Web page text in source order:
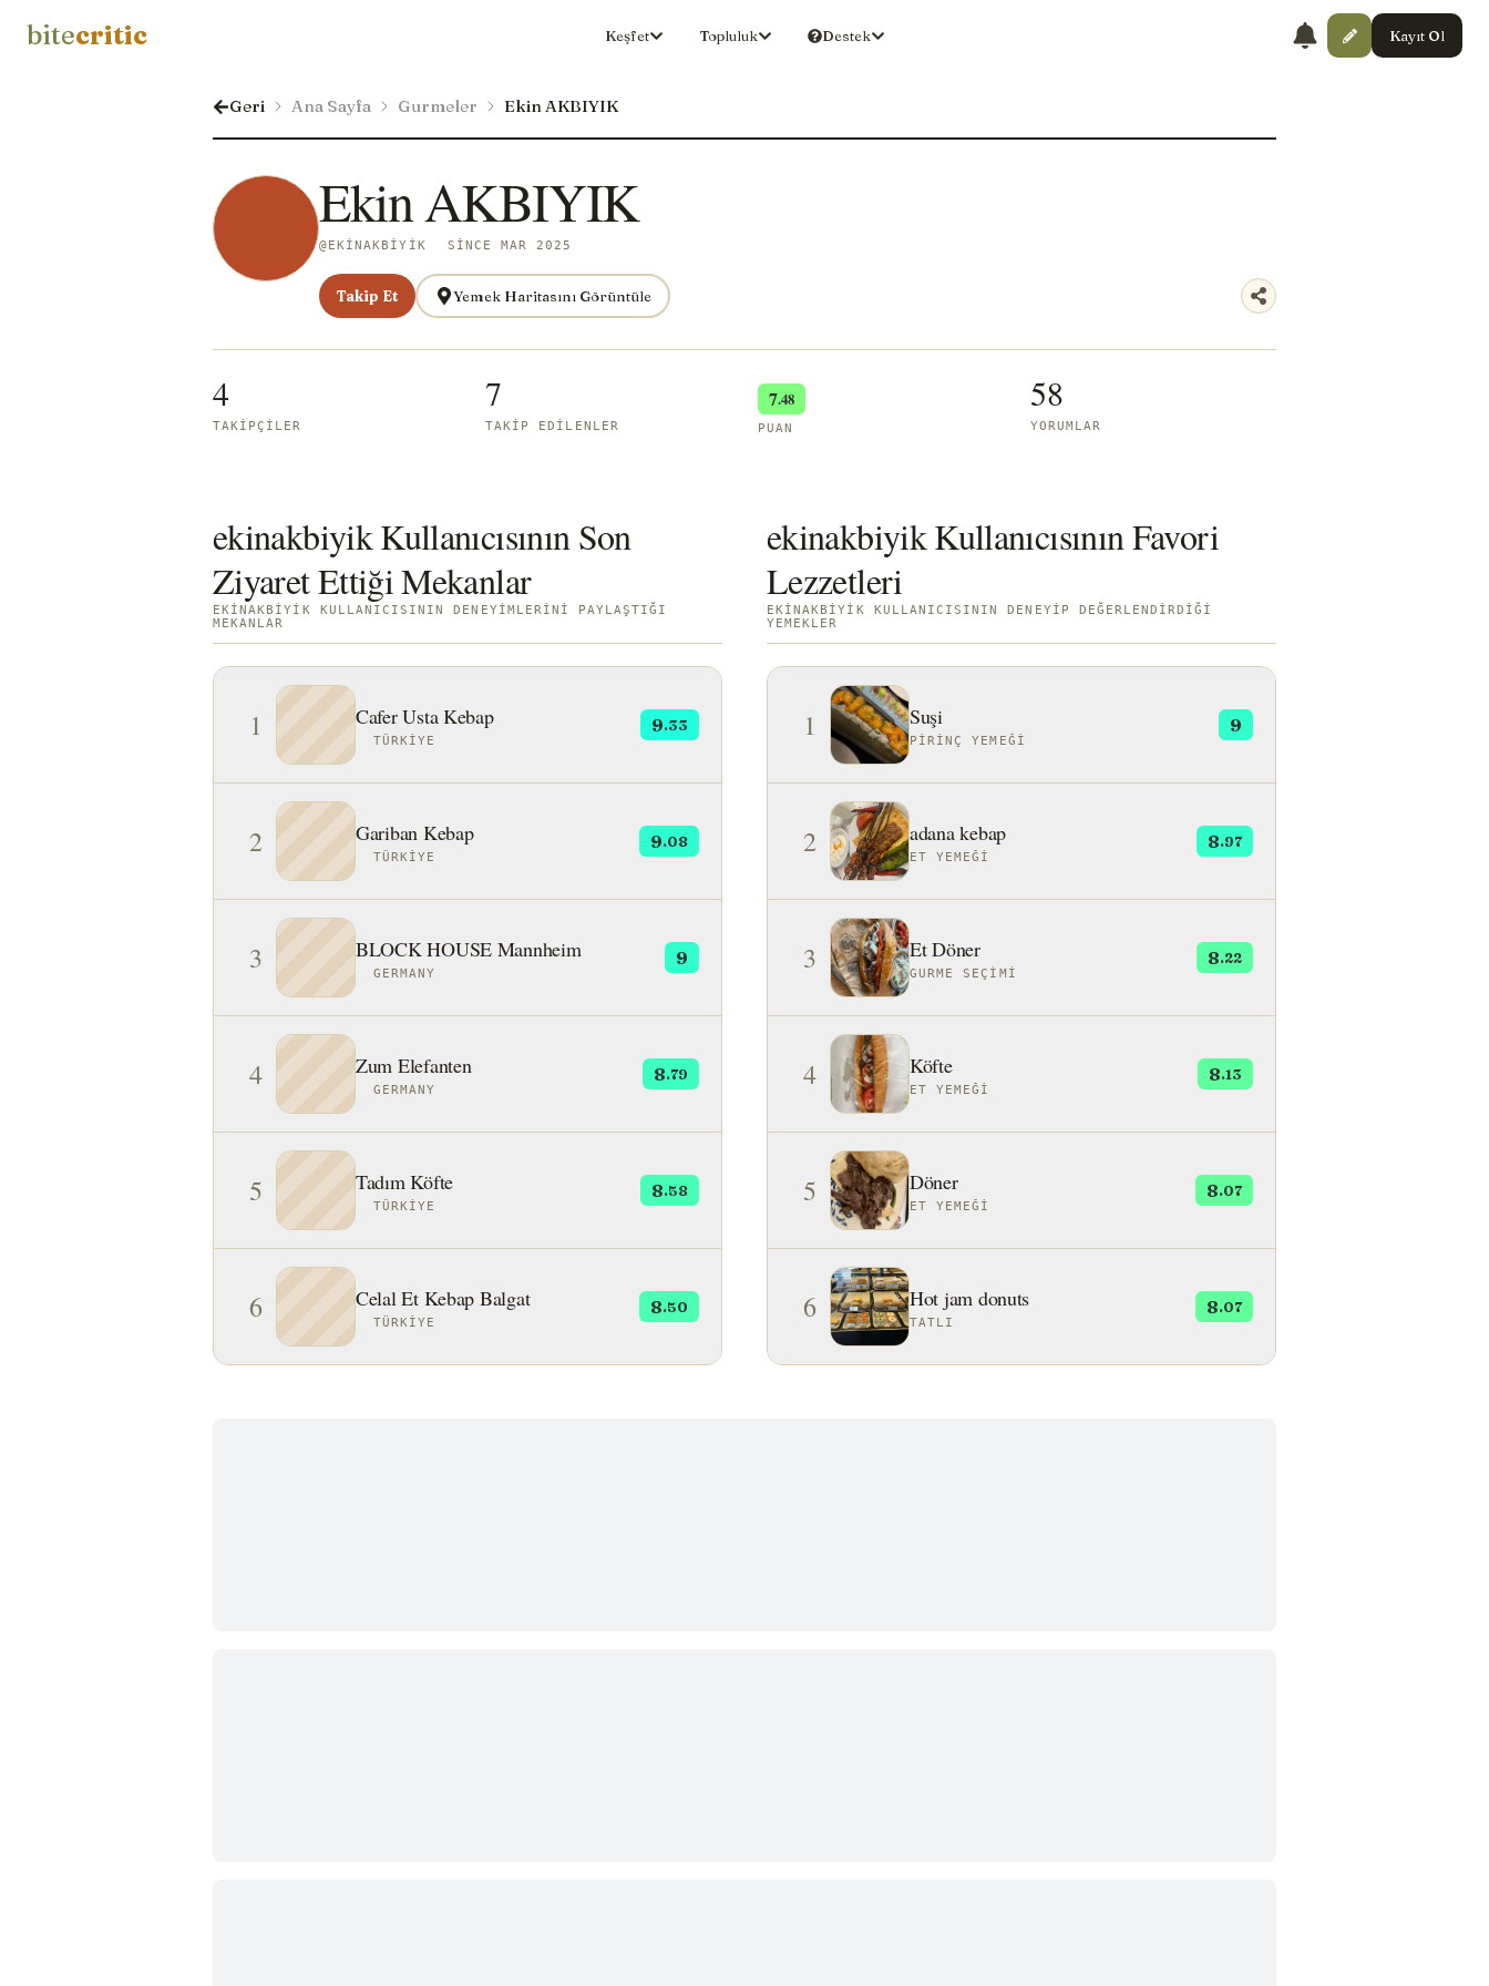
bitecritic Keşfet Topluluk Destek Kayıt Ol
Geri Ana Sayfa Gurmeler Ekin AKBIYIK
Ekin AKBIYIK
@EKINAKBIYIK SINCE MAR 2025
Takip Et Yemek Haritasını Görüntüle
4
TAKIPÇILER
7
TAKIP EDILENLER
7.48
PUAN
58
YORUMLAR
ekinakbiyik Kullanıcısının Son
Ziyaret Ettiği Mekanlar
EKINAKBIYIK KULLANICISININ DENEYIMLERINI PAYLAŞTIĞI
MEKANLAR
1 Cafer Usta Kebap
TÜRKIYE
9.33
2 Gariban Kebap
TÜRKIYE
9.08
3 BLOCK HOUSE Mannheim
GERMANY
9
4 Zum Elefanten
GERMANY
8.79
5 Tadım Köfte
TÜRKIYE
8.58
6 Celal Et Kebap Balgat
TÜRKIYE
8.50
ekinakbiyik Kullanıcısının Favori
Lezzetleri
EKINAKBIYIK KULLANICISININ DENEYIP DEĞERLENDIRDIĞI
YEMEKLER
1 Suşi
PIRINÇ YEMEĞI
9
2 adana kebap
ET YEMEĞI
8.97
3 Et Döner
GURME SEÇIMI
8.22
4 Köfte
ET YEMEĞI
8.13
5 Döner
ET YEMEĞI
8.07
6 Hot jam donuts
TATLI
8.07